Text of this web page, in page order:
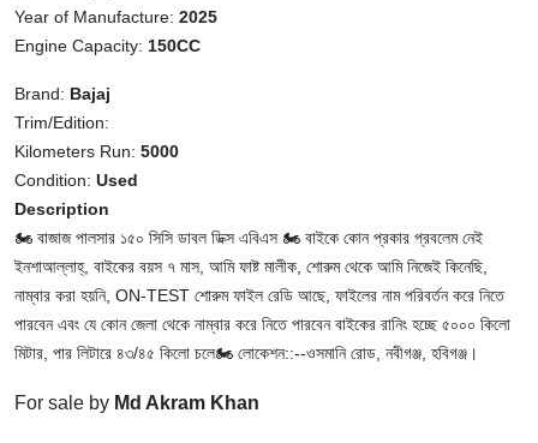
Year of Manufacture: 2025
Engine Capacity: 150CC
Brand: Bajaj
Trim/Edition:
Kilometers Run: 5000
Condition: Used
Description
🏍️ বাজাজ পালসার ১৫০ সিসি ডাবল ডিক্স এবিএস 🏍️ বাইকে কোন প্রকার প্রবলেম নেই
ইনশাআল্লাহ্, বাইকের বয়স ৭ মাস, আমি ফাষ্ট মালীক, শোরুম থেকে আমি নিজেই কিনেছি,
নাম্বার করা হয়নি, ON-TEST শোরুম ফাইল রেডি আছে, ফাইলের নাম পরিবর্তন করে নিতে
পারবেন এবং যে কোন জেলা থেকে নাম্বার করে নিতে পারবেন বাইকের রানিং হচ্ছে ৫০০০ কিলো
মিটার, পার লিটারে ৪৩/৪৫ কিলো চলে🏍️ লোকেশন::--ওসমানি রোড, নবীগঞ্জ, হবিগঞ্জ।
For sale by Md Akram Khan